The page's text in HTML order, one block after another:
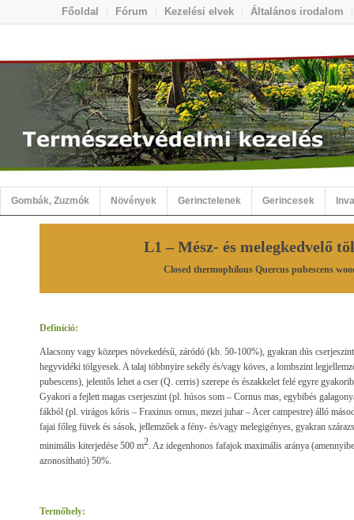
Főoldal Fórum Kezelési elvek Általános irodalom
Gombák, Zuzmók Növények Gerinctelenek Gerincesek
L1 – Mész- és melegkedvelő
Closed thermophilous Quercus pubescens
Definíció:
Alacsony vagy közepes növekedésű, záródó (kb. 50-100%), gyakran dús
hegyvidéki tölgyesek. A talaj többnyire sekély és/vagy köves, a lombszint
pubescens), jelentős lehet a cser (Q. cerris) szerepe és északkelet felé egyre
Gyakori a fejlett magas cserjeszint (pl. húsos som – Cornus mas, egybibés
fákból (pl. virágos kőris – Fraxinus ornus, mezei juhar – Acer campestre) álló
fajai főleg füvek és sások, jellemzőek a fény- és/vagy melegigényes, gyakran
minimális kiterjedése 500 m2 . Az idegenhonos fafajok maximális aránya
azonosítható) 50%.
Termőhely: